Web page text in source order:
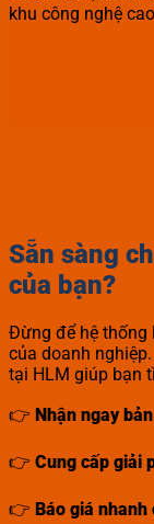
khu công nghệ cao
Sẵn sàng
của bạn?
Đừng để hệ thống
của doanh
tại HLM giúp bạn
👉 Nhận ngay
👉 Cung cấp giải
👉 Báo giá nhanh